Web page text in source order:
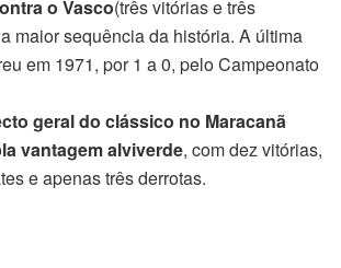
o Vasco(três vitórias e três
maior sequência da história. A última
em 1971, por 1 a 0, pelo Campeonato
geral do clássico no Maracanã
vantagem alviverde, com dez vitórias,
e apenas três derrotas.